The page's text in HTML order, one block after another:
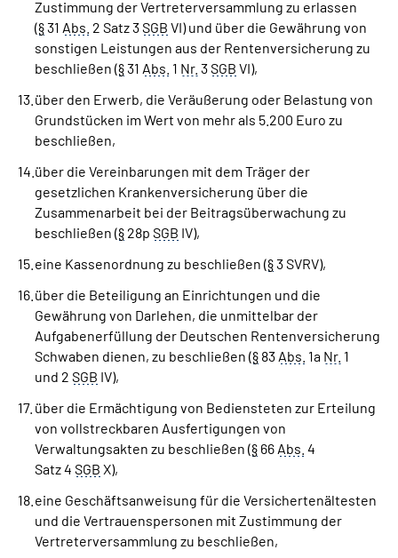
Zustimmung der Vertreterversammlung zu erlassen
(§31 Abs. 2 Satz 3SGB VI) und über die Gewährung von
sonstigen Leistungen aus der Rentenversicherung zu
beschließen (§31 Abs. 1 Nr. 3SGB VI),
über den Erwerb, die Veräußerung oder Belastung von
Grundstücken im Wert von mehr als 5.200 Euro zu
beschließen,
über die Vereinbarungen mit dem Träger der
gesetzlichen Krankenversicherung über die
Zusammenarbeit bei der Beitragsüberwachung zu
beschließen (§ 28p SGB IV),
eine Kassenordnung zu beschließen (§3 SVRV),
über die Beteiligung an Einrichtungen und die
Gewährung von Darlehen, die unmittelbar der
Aufgabenerfüllung der Deutschen Rentenversicherung
Schwaben dienen, zu beschließen (§ 83 Abs. 1a Nr. 1
und 2 SGB IV),
über die Ermächtigung von Bediensteten zur Erteilung
von vollstreckbaren Ausfertigungen von
Verwaltungsakten zu beschließen (§ 66 Abs. 4
Satz 4 SGB X),
eine Geschäftsanweisung für die Versichertenältesten
und die Vertrauenspersonen mit Zustimmung der
Vertreterversammlung zu beschließen,